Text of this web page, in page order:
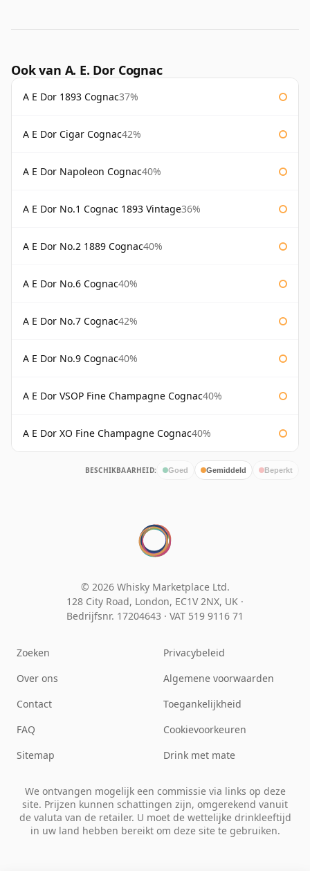
Ook van A. E. Dor Cognac
A E Dor 1893 Cognac37%
A E Dor Cigar Cognac42%
A E Dor Napoleon Cognac40%
A E Dor No.1 Cognac 1893 Vintage36%
A E Dor No.2 1889 Cognac40%
A E Dor No.6 Cognac40%
A E Dor No.7 Cognac42%
A E Dor No.9 Cognac40%
A E Dor VSOP Fine Champagne Cognac40%
A E Dor XO Fine Champagne Cognac40%
BESCHIKBAARHEID: Goed Gemiddeld Beperkt
© 2026 Whisky Marketplace Ltd.
128 City Road, London, EC1V 2NX, UK ·
Bedrijfsnr. 17204643 · VAT 519 9116 71
Zoeken
Over ons
Contact
FAQ
Sitemap
Privacybeleid
Algemene voorwaarden
Toegankelijkheid
Cookievoorkeuren
Drink met mate
We ontvangen mogelijk een commissie via links op deze
site. Prijzen kunnen schattingen zijn, omgerekend vanuit
de valuta van de retailer. U moet de wettelijke drinkleeftijd
in uw land hebben bereikt om deze site te gebruiken.